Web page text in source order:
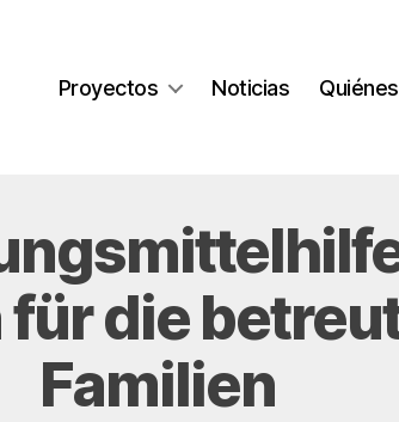
Proyectos Noticias
die
Familien